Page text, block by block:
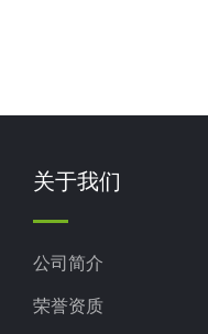
关于我们
公司简介
荣誉资质